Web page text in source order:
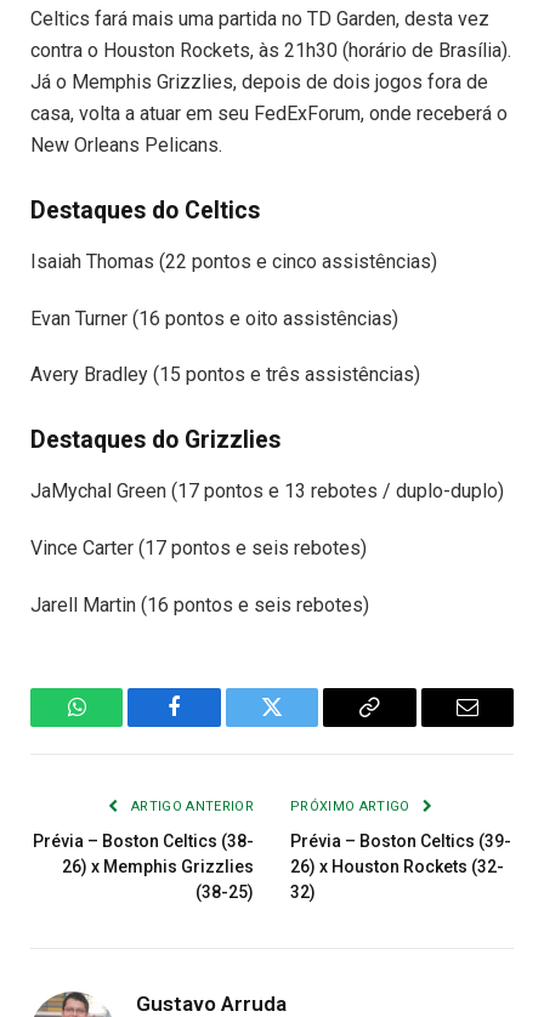
Celtics fará mais uma partida no TD Garden, desta vez
contra o Houston Rockets, às 21h30 (horário de Brasília).
Já o Memphis Grizzlies, depois de dois jogos fora de
casa, volta a atuar em seu FedExForum, onde receberá o
New Orleans Pelicans.
Destaques do Celtics
Isaiah Thomas (22 pontos e cinco assistências)
Evan Turner (16 pontos e oito assistências)
Avery Bradley (15 pontos e três assistências)
Destaques do Grizzlies
JaMychal Green (17 pontos e 13 rebotes / duplo-duplo)
Vince Carter (17 pontos e seis rebotes)
Jarell Martin (16 pontos e seis rebotes)
WhatsAppFacebook Twitter
Copiar
E-
ARTIGO ANTERIOR
Prévia – Boston Celtics (38-
26) x Memphis Grizzlies
(38-25)
PRÓXIMO ARTIGO
Prévia – Boston Celtics (39-
26) x Houston Rockets (32-
32)
Gustavo Arruda